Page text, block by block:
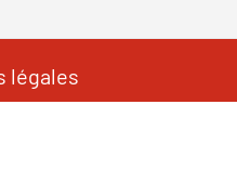
légales